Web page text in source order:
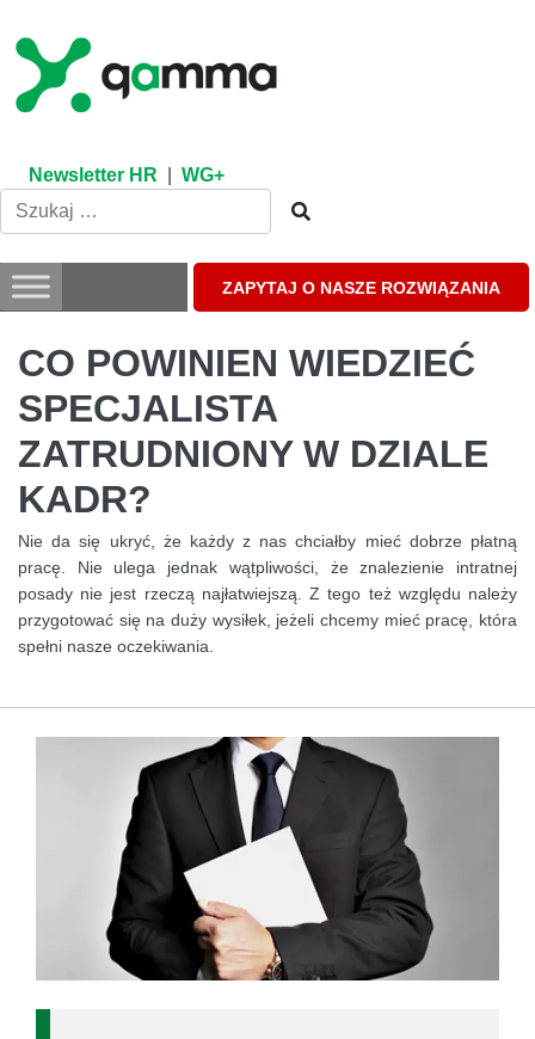
content
Newsletter HR WG+
ZAPYTAJ O NASZE ROZWIĄZANIA
CO POWINIEN WIEDZIEĆ
SPECJALISTA
ZATRUDNIONY W DZIALE
KADR?
Nie da się ukryć, że każdy z nas chciałby mieć dobrze płatną
pracę. Nie ulega jednak wątpliwości, że znalezienie intratnej
posady nie jest rzeczą najłatwiejszą. Z tego też względu należy
przygotować się na duży wysiłek, jeżeli chcemy mieć pracę, która
spełni nasze oczekiwania.